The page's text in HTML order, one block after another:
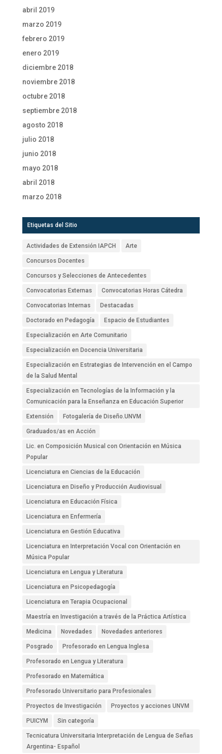
abril 2019
marzo 2019
febrero 2019
enero 2019
diciembre 2018
noviembre 2018
octubre 2018
septiembre 2018
agosto 2018
julio 2018
junio 2018
mayo 2018
abril 2018
marzo 2018
Etiquetas del Sitio
Actividades de Extensión IAPCH Arte
Concursos Docentes
Concursos y Selecciones de Antecedentes
Convocatorias Externas Convocatorias Horas Cátedra
Convocatorias Internas Destacadas
Doctorado en Pedagogía Espacio de Estudiantes
Especialización en Arte Comunitario
Especialización en Docencia Universitaria
Especialización en Estrategias de Intervención en el Campo
de la Salud Mental
Especialización en Tecnologías de la Información y la
Comunicación para la Enseñanza en Educación Superior
Extensión Fotogalería de Diseño.UNVM
Graduados/as en Acción
Lic. en Composición Musical con Orientación en Música
Popular
Licenciatura en Ciencias de la Educación
Licenciatura en Diseño y Producción Audiovisual
Licenciatura en Educación Física
Licenciatura en Enfermería
Licenciatura en Gestión Educativa
Licenciatura en Interpretación Vocal con Orientación en
Música Popular
Licenciatura en Lengua y Literatura
Licenciatura en Psicopedagogía
Licenciatura en Terapia Ocupacional
Maestría en Investigación a través de la Práctica Artística
Medicina Novedades Novedades anteriores
Posgrado Profesorado en Lengua Inglesa
Profesorado en Lengua y Literatura
Profesorado en Matemática
Profesorado Universitario para Profesionales
Proyectos de Investigación Proyectos y acciones UNVM
PUICYM Sin categoría
Tecnicatura Universitaria Interpretación de Lengua de Señas
Argentina- Español